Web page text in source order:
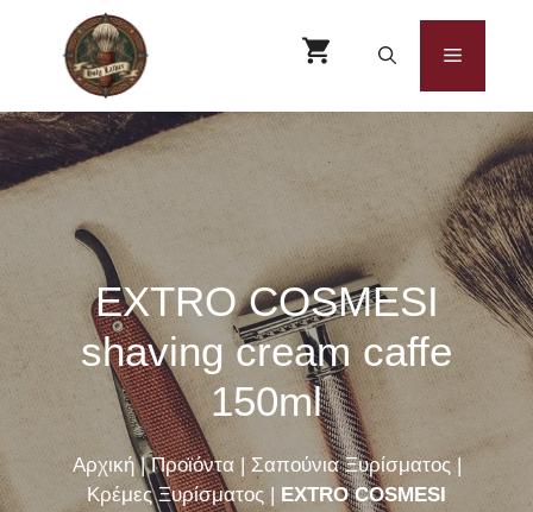
Μετάβαση
περιεχόμενο
Μενού
EXTRO COSMESI
shaving cream caffe
150ml
Αρχική|Προϊόντα| Σαπούνια Ξυρίσματος |
Κρέμες Ξυρίσματος| EXTRO COSMESI